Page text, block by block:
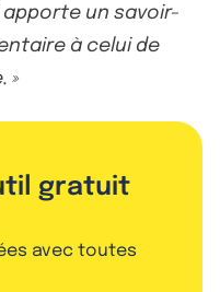
apporte un savoir-
à celui de
»
gratuit
avec toutes